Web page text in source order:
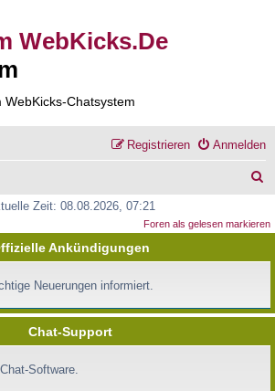
WebKicks.De
Chatsystem
Anmelden
Registrieren
c
Zeit: 08.08.2026, 07:21
Foren als gelesen markieren
Ankündigungen
Neuerungen informiert.
Chat-Support
Software.